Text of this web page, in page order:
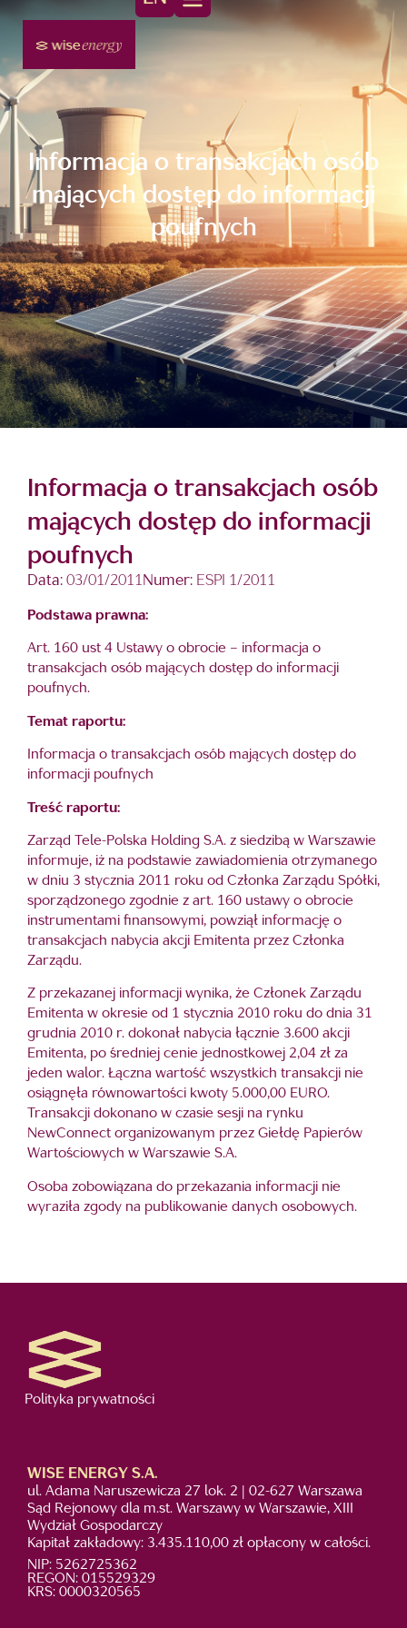
Informacja o transakcjach osób
mających dostęp do informacji
poufnych
Informacja o transakcjach osób
mających dostęp do informacji
poufnych
Data: 03/01/2011Numer: ESPI 1/2011
Podstawa prawna:
Art. 160 ust 4 Ustawy o obrocie – informacja o
transakcjach osób mających dostęp do informacji
poufnych.
Temat raportu:
Informacja o transakcjach osób mających dostęp do
informacji poufnych
Treść raportu:
Zarząd Tele-Polska Holding S.A. z siedzibą w Warszawie
informuje, iż na podstawie zawiadomienia otrzymanego
w dniu 3 stycznia 2011 roku od Członka Zarządu Spółki,
sporządzonego zgodnie z art. 160 ustawy o obrocie
instrumentami finansowymi, powziął informację o
transakcjach nabycia akcji Emitenta przez Członka
Zarządu.
Z przekazanej informacji wynika, że Członek Zarządu
Emitenta w okresie od 1 stycznia 2010 roku do dnia 31
grudnia 2010 r. dokonał nabycia łącznie 3.600 akcji
Emitenta, po średniej cenie jednostkowej 2,04 zł za
jeden walor. Łączna wartość wszystkich transakcji nie
osiągnęła równowartości kwoty 5.000,00 EURO.
Transakcji dokonano w czasie sesji na rynku
NewConnect organizowanym przez Giełdę Papierów
Wartościowych w Warszawie S.A.
Osoba zobowiązana do przekazania informacji nie
wyraziła zgody na publikowanie danych osobowych.
Polityka prywatności
WISE ENERGY S.A.
ul. Adama Naruszewicza 27 lok. 2 | 02-627 Warszawa
Sąd Rejonowy dla m.st. Warszawy w Warszawie, XIII
Wydział Gospodarczy
Kapitał zakładowy: 3.435.110,00 zł opłacony w całości.
NIP: 5262725362
REGON: 015529329
KRS: 0000320565